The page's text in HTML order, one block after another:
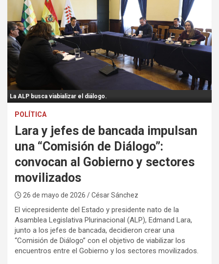
m
e
n
t
:
La ALP busca viabializar el diálogo.
POLÍTICA
Lara y jefes de bancada impulsan
una “Comisión de Diálogo”:
convocan al Gobierno y sectores
movilizados
26 de mayo de 2026 / César Sánchez
El vicepresidente del Estado y presidente nato de la
Asamblea Legislativa Plurinacional (ALP), Edmand Lara,
junto a los jefes de bancada, decidieron crear una
“Comisión de Diálogo” con el objetivo de viabilizar los
encuentros entre el Gobierno y los sectores movilizados.